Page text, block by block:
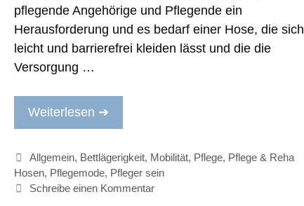
pflegende Angehörige und Pflegende ein
Herausforderung und es bedarf einer Hose, die sich
leicht und barrierefrei kleiden lässt und die die
Versorgung …
Weiterlesen ➔
Kategorien
Allgemein, Bettlägerigkeit, Mobilität, Pflege, Pflege & Reha
Hosen, Pflegemode, Pfleger sein
Schreibe einen Kommentar